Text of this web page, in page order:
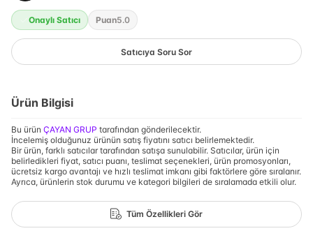
Onaylı Satıcı Puan5.0
Satıcıya Soru Sor
Ürün Bilgisi
Bu ürün ÇAYAN GRUP tarafından gönderilecektir.
İncelemiş olduğunuz ürünün satış fiyatını satıcı belirlemektedir.
Bir ürün, farklı satıcılar tarafından satışa sunulabilir. Satıcılar, ürün için
belirledikleri fiyat, satıcı puanı, teslimat seçenekleri, ürün promosyonları,
ücretsiz kargo avantajı ve hızlı teslimat imkanı gibi faktörlere göre sıralanır.
Ayrıca, ürünlerin stok durumu ve kategori bilgileri de sıralamada etkili olur.
Tüm Özellikleri Gör